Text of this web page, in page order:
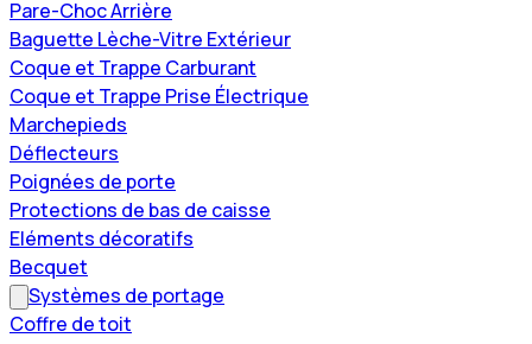
Pare-Choc Arrière
Baguette Lèche-Vitre Extérieur
Coque et Trappe Carburant
Coque et Trappe Prise Électrique
Marchepieds
Déflecteurs
Poignées de porte
Protections de bas de caisse
Eléments décoratifs
Becquet
Systèmes de portage
Coffre de toit